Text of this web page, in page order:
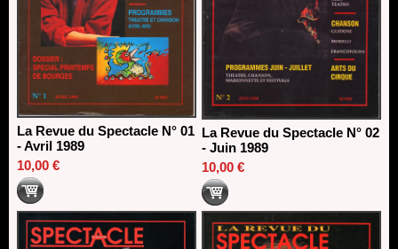
La Revue du Spectacle N° 01
- Avril 1989
10,00 €
La Revue du Spectacle N° 02
- Juin 1989
10,00 €